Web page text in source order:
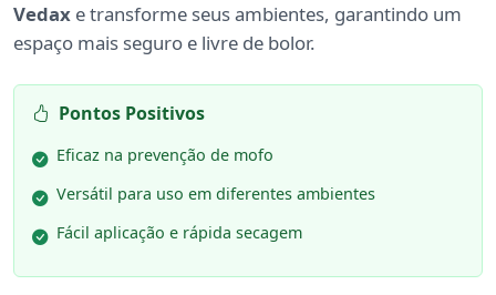
Vedax e transforme seus ambientes, garantindo um
espaço mais seguro e livre de bolor.
Pontos Positivos
Eficaz na prevenção de mofo
Versátil para uso em diferentes ambientes
Fácil aplicação e rápida secagem